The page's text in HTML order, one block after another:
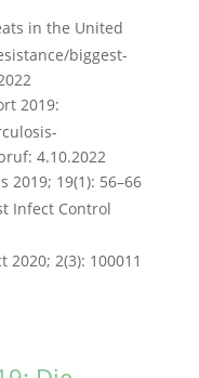
in the United
biggest-
2019:
4.10.2022
2019; 19(1): 56–66
Infect Control
2020; 2(3): 100011